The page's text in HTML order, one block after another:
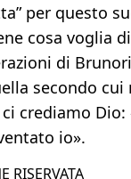
per questo
cosa voglia
di
secondo
crediamo
io».
RISERVATA